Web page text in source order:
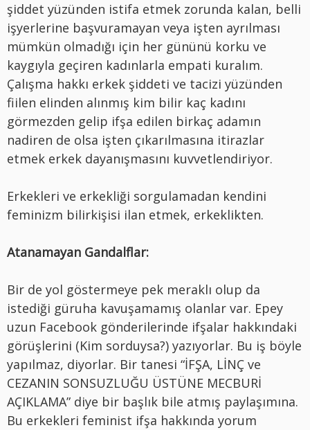
şiddet yüzünden istifa etmek zorunda kalan, belli
işyerlerine başvuramayan veya işten ayrılması
mümkün olmadığı için her gününü korku ve
kaygıyla geçiren kadınlarla empati kuralım.
Çalışma hakkı erkek şiddeti ve tacizi yüzünden
fiilen elinden alınmış kim bilir kaç kadını
görmezden gelip ifşa edilen birkaç adamın
nadiren de olsa işten çıkarılmasına itirazlar
etmek erkek dayanışmasını kuvvetlendiriyor.
Erkekleri ve erkekliği sorgulamadan kendini
feminizm bilirkişisi ilan etmek, erkeklikten.
Atanamayan Gandalflar:
Bir de yol göstermeye pek meraklı olup da
istediği güruha kavuşamamış olanlar var. Epey
uzun Facebook gönderilerinde ifşalar hakkındaki
görüşlerini (Kim sorduysa?) yazıyorlar. Bu iş böyle
yapılmaz, diyorlar. Bir tanesi “İFŞA, LİNÇ ve
CEZANIN SONSUZLUĞU ÜSTÜNE MECBURİ
AÇIKLAMA” diye bir başlık bile atmış paylaşımına.
Bu erkekleri feminist ifşa hakkında yorum